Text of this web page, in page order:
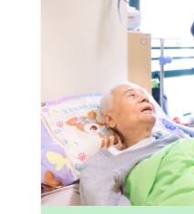
豐盛生命
長者社區
連曦同行社